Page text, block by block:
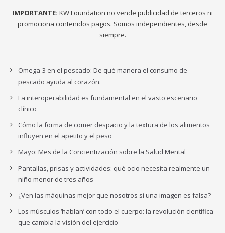
IMPORTANTE: KW Foundation no vende publicidad de terceros ni
promociona contenidos pagos. Somos independientes, desde
siempre.
Omega-3 en el pescado: De qué manera el consumo de
pescado ayuda al corazón.
La interoperabilidad es fundamental en el vasto escenario
clínico
Cómo la forma de comer despacio y la textura de los alimentos
influyen en el apetito y el peso
Mayo: Mes de la Concientización sobre la Salud Mental
Pantallas, prisas y actividades: qué ocio necesita realmente un
niño menor de tres años
¿Ven las máquinas mejor que nosotros si una imagen es falsa?
Los músculos ‘hablan’ con todo el cuerpo: la revolución científica
que cambia la visión del ejercicio